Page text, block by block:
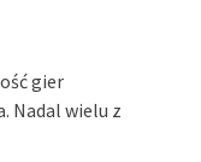
gier
Nadal wielu z